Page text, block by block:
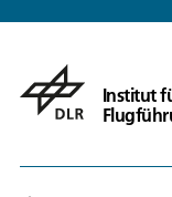
Institut